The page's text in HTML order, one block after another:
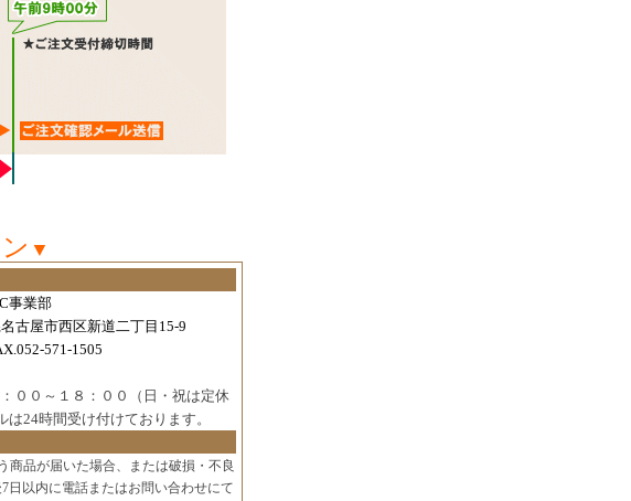
▼
事業部
屋市西区新道二丁目15-9
571-1505
００～１８：００（日・祝は定休
は24時間受け付けております。
商品が届いた場合、または破損・不良
日以内に電話またはお問い合わせにて